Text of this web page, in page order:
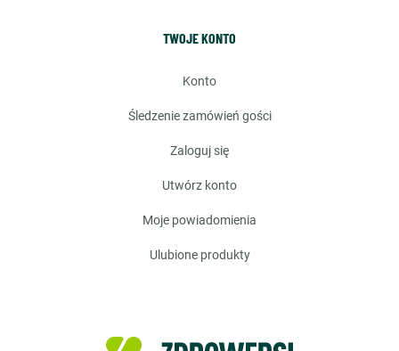
TWOJE KONTO
konto
śledzenie zamówień gości
zaloguj się
utwórz konto
moje powiadomienia
ulubione produkty